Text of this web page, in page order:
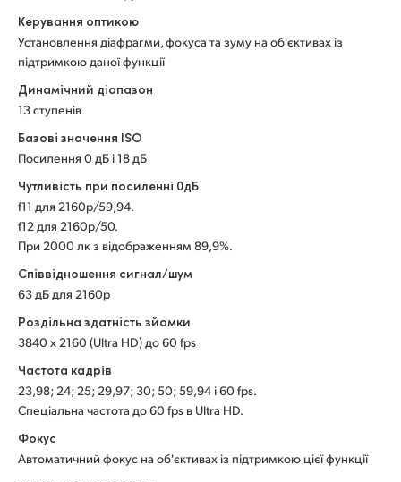
Sweden
Chinese Taipei
Turkey
UAE
United Kingdom
United States
Керування оптикою
Установлення діафрагми, фокуса та зуму на об'єктивах із
підтримкою даної функції
Динамічний діапазон
13 ступенів
Базові значення ISO
Посилення 0 дБ і 18 дБ
Чутливість при посиленні 0дБ
f11 для 2160p/59,94.
f12 для 2160p/50.
При 2000 лк з відображенням 89,9%.
Співвідношення сигнал/шум
63 дБ для 2160p
Роздільна здатність зйомки
3840 x 2160 (Ultra HD) до 60 fps
Частота кадрів
23,98; 24; 25; 29,97; 30; 50; 59,94 і 60 fps.
Спеціальна частота до 60 fps в Ultra HD.
Фокус
Автоматичний фокус на об'єктивах із підтримкою цієї функції